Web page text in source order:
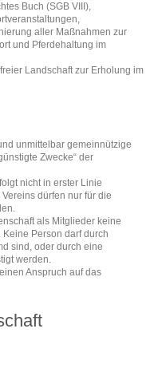
Buch (SGB VIII),
aller Maßnahmen zur
und Pferdehaltung im
Landschaft zur Erholung im
unmittelbar gemeinnützige
Zwecke“ der
nicht in erster Linie
dürfen nur für die
als Mitglieder keine
Person darf durch
sind, oder durch eine
werden.
Anspruch auf das